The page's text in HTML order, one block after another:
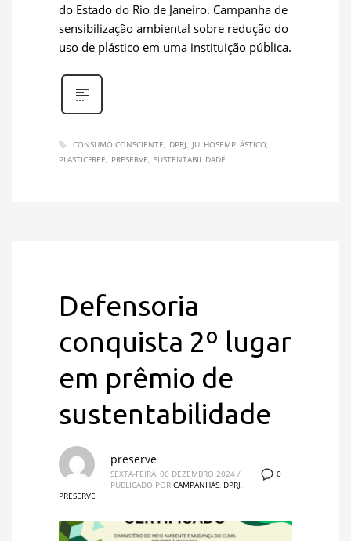
do Estado do Rio de Janeiro. Campanha de
sensibilização ambiental sobre redução do
uso de plástico em uma instituição pública.
CONSUMO CONSCIENTE DPRJ
JULHOSEMPLÁSTICO
PLASTICFREE
PRESERVE SUSTENTABILIDADE
Defensoria
conquista 2º lugar
em prêmio de
sustentabilidade
0
preserve
SEXTA-FEIRA, 06 DEZEMBRO 2024 /
PUBLICADO POR CAMPANHAS, DPRJ,
PRESERVE